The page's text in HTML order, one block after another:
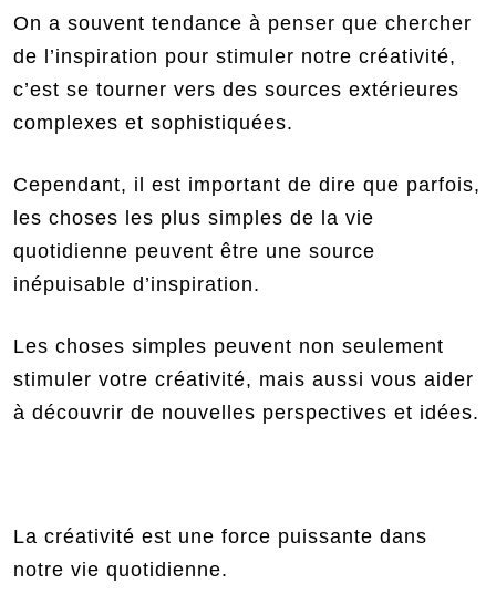
On a souvent tendance à penser que chercher
de l’inspiration pour stimuler notre créativité,
c’est se tourner vers des sources extérieures
complexes et sophistiquées.
Cependant, il est important de dire que parfois,
les choses les plus simples de la vie
quotidienne peuvent être une source
inépuisable d’inspiration.
Les choses simples peuvent non seulement
stimuler votre créativité, mais aussi vous aider
à découvrir de nouvelles perspectives et idées.
La créativité est une force puissante dans
notre vie quotidienne.